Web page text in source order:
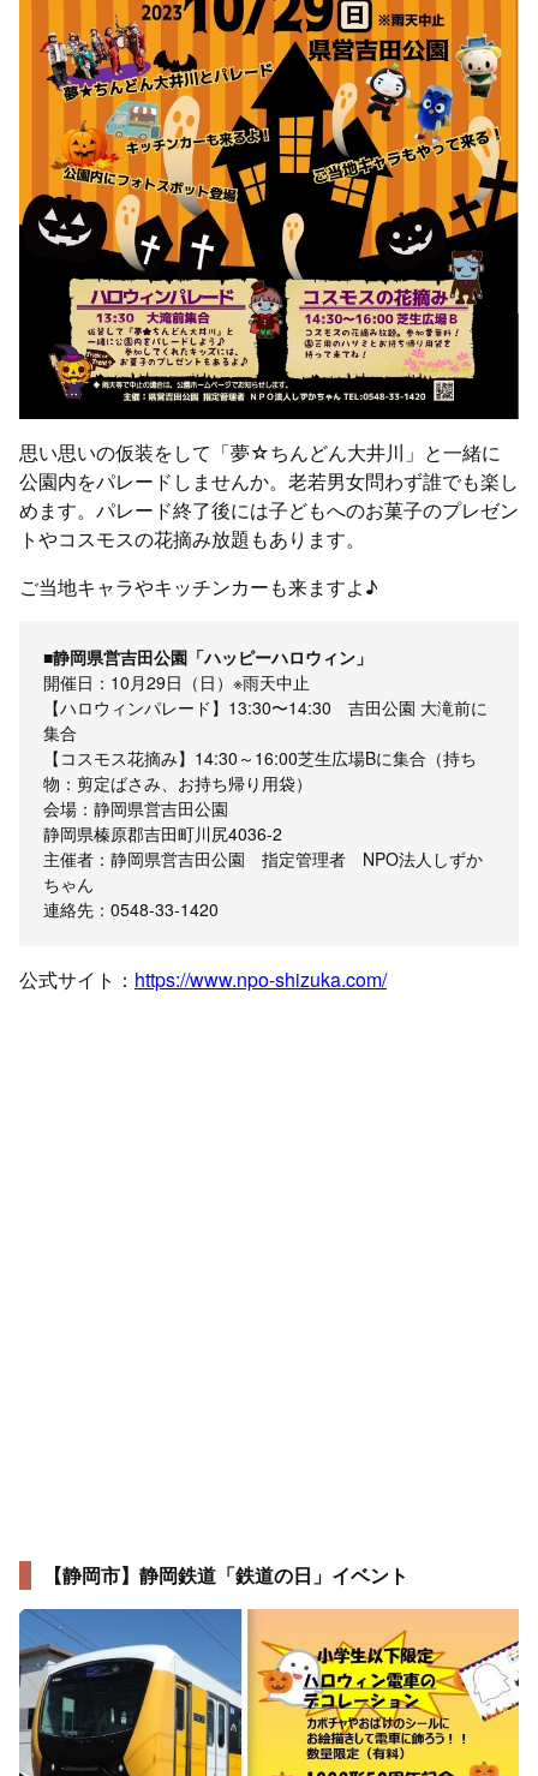
思い思いの仮装をして「夢☆ちんどん大井川」と一緒に
公園内をパレードしませんか。老若男女問わず誰でも楽し
めます。パレード終了後には子どもへのお菓子のプレゼン
トやコスモスの花摘み放題もあります。
ご当地キャラやキッチンカーも来ますよ♪
■静岡県営吉田公園「ハッピーハロウィン」
開催日：10月29日（日）※雨天中止
【ハロウィンパレード】13:30〜14:30 吉田公園 大滝前に
集合
【コスモス花摘み】14:30～16:00芝生広場Bに集合（持ち
物：剪定ばさみ、お持ち帰り用袋）
会場：静岡県営吉田公園
静岡県榛原郡吉田町川尻4036-2
主催者：静岡県営吉田公園 指定管理者 NPO法人しずか
ちゃん
連絡先：0548-33-1420
公式サイト： https://www.npo-shizuka.com/
【静岡市】静岡鉄道「鉄道の日」イベント